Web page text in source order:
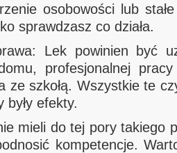
osobowości lub
sprawdzasz co działa.
Lek powinien być
profesjonalnej pracy
ze szkołą. Wszystkie te
były efekty.
mieli do tej pory takiego
kompetencje.